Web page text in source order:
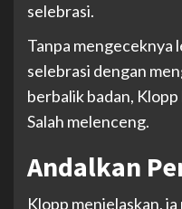
selebrasi.
Tanpa mengeceknya
selebrasi dengan
berbalik badan,
Salah melenceng.
Andalkan
Klopp menjelaskan,